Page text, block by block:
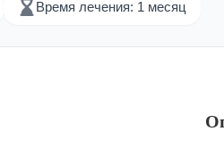
Время лечения: 1 месяц